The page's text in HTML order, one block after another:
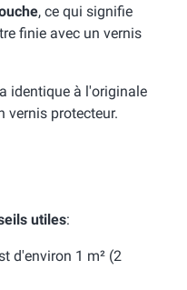
, ce qui signifie
finie avec un vernis
identique à l'originale
vernis protecteur.
utiles:
d'environ 1 m² (2